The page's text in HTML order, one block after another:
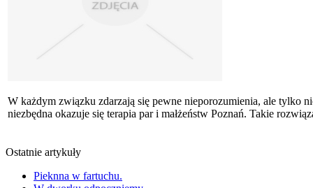
W każdym związku zdarzają się pewne nieporozumienia, ale tylko
niezbędna okazuje się terapia par i małżeństw Poznań. Takie
Ostatnie artykuły
Pieknna w fartuchu.